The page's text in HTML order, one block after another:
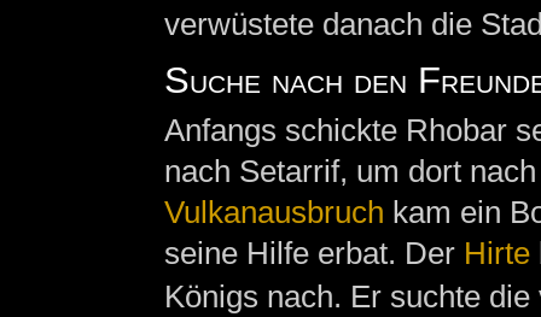
verwüstete danach die
Suche nach den
Anfangs schickte Rhobar
nach Setarrif, um dort
Vulkanausbruch kam ein
seine Hilfe erbat. Der Hirte
Königs nach. Er suchte